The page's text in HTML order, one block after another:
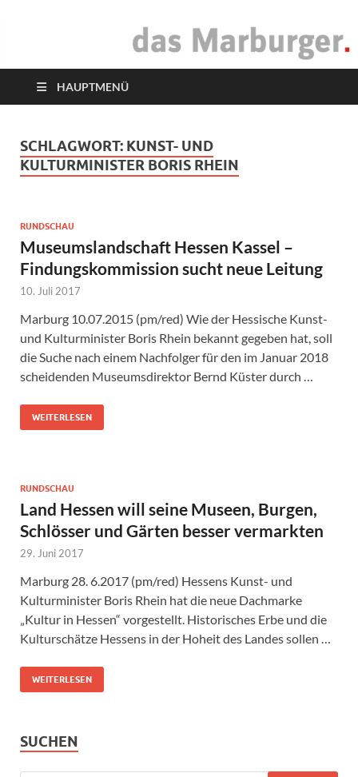
das Marburger.
HAUPTMENÜ
SCHLAGWORT: KUNST- UND
KULTURMINISTER BORIS RHEIN
RUNDSCHAU
Museumslandschaft Hessen Kassel –
Findungskommission sucht neue Leitung
10. Juli 2017
Marburg 10.07.2015 (pm/red) Wie der Hessische Kunst-
und Kulturminister Boris Rhein bekannt gegeben hat, soll
die Suche nach einem Nachfolger für den im Januar 2018
scheidenden Museumsdirektor Bernd Küster durch …
WEITERLESEN
RUNDSCHAU
Land Hessen will seine Museen, Burgen,
Schlösser und Gärten besser vermarkten
29. Juni 2017
Marburg 28. 6.2017 (pm/red) Hessens Kunst- und
Kulturminister Boris Rhein hat die neue Dachmarke
„Kultur in Hessen“ vorgestellt. Historisches Erbe und die
Kulturschätze Hessens in der Hoheit des Landes sollen …
WEITERLESEN
SUCHEN